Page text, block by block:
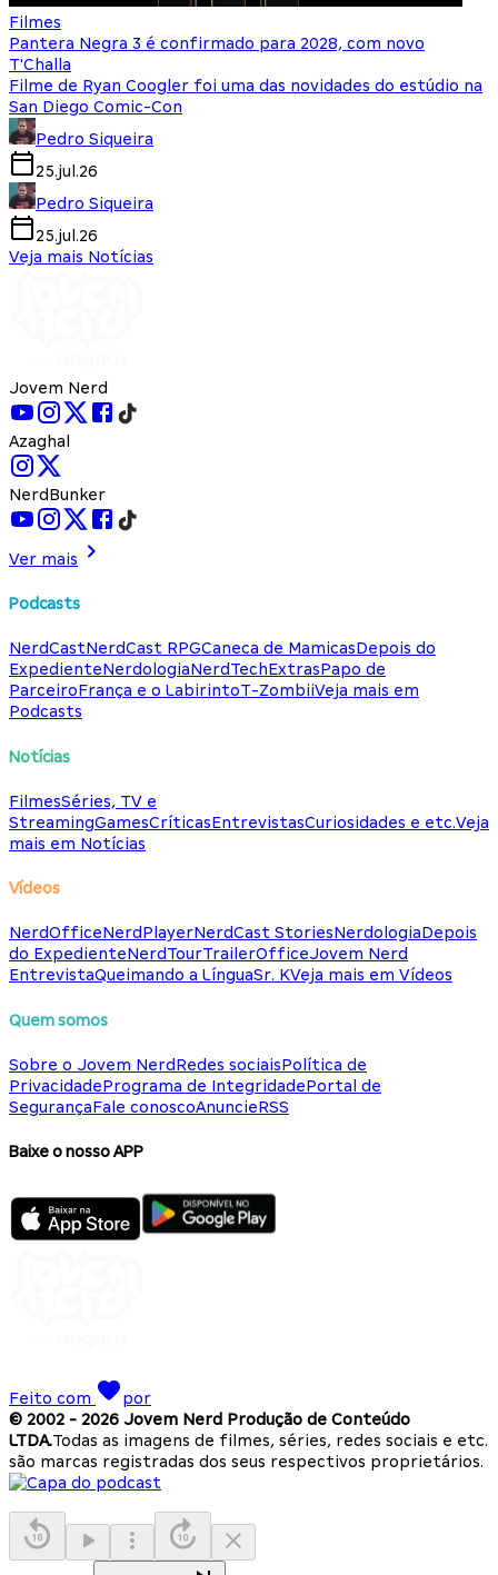
Filmes
Pantera Negra 3 é confirmado para 2028, com novo
T'Challa
Filme de Ryan Coogler foi uma das novidades do estúdio na
San Diego Comic-Con
Pedro Siqueira
25.jul.26
Pedro Siqueira
25.jul.26
Veja mais Notícias
Jovem Nerd
Azaghal
NerdBunker
Ver mais
Podcasts
NerdCastNerdCast RPGCaneca de MamicasDepois do
ExpedienteNerdologiaNerdTechExtrasPapo de
ParceiroFrança e o LabirintoT-ZombiiVeja mais em
Podcasts
Notícias
FilmesSéries, TV e
StreamingGamesCríticasEntrevistasCuriosidades e etc.Veja
mais em Notícias
Vídeos
NerdOfficeNerdPlayerNerdCast StoriesNerdologiaDepois
do ExpedienteNerdTourTrailerOfficeJovem Nerd
EntrevistaQueimando a LínguaSr. KVeja mais em Vídeos
Quem somos
Sobre o Jovem NerdRedes sociaisPolítica de
PrivacidadePrograma de IntegridadePortal de
SegurançaFale conoscoAnuncieRSS
Baixe o nosso APP
Feito com
por
© 2002 - 2026 Jovem Nerd Produção de Conteúdo
LTDA.Todas as imagens de filmes, séries, redes sociais e etc.
são marcas registradas dos seus respectivos proprietários.